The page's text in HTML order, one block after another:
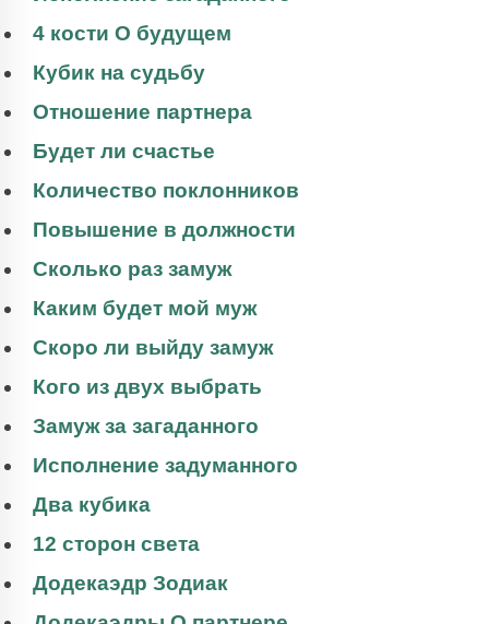
4 кости О будущем
Кубик на судьбу
Отношение партнера
Будет ли счастье
Количество поклонников
Повышение в должности
Сколько раз замуж
Каким будет мой муж
Скоро ли выйду замуж
Кого из двух выбрать
Замуж за загаданного
Исполнение задуманного
Два кубика
12 сторон света
Додекаэдр Зодиак